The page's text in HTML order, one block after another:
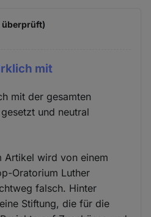
überprüft)
mit
mit der gesamten
und neutral
Artikel wird von einem
Oratorium Luther
falsch. Hinter
Stiftung, die für die